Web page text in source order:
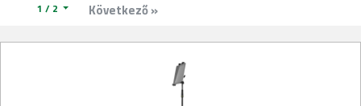
1 / 2 Következő »